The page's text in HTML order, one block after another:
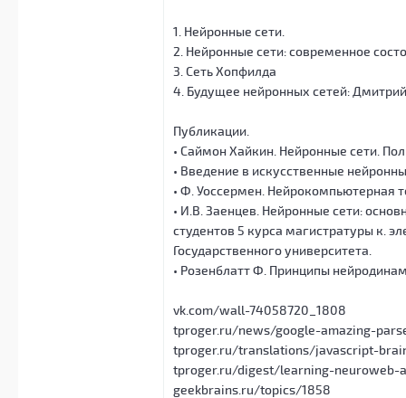
1. Нейронные сети.
2. Нейронные сети: современное
3. Сеть Хопфилда
4. Будущее нейронных сетей:
Публикации.
• Саймон Хайкин. Нейронные сети.
• Введение в искусственные
• Ф. Уоссермен. Нейрокомпьютерная
• И.В. Заенцев. Нейронные сети:
студентов 5 курса магистратуры к.
Государственного университета.
• Розенблатт Ф. Принципы
vk.com/wall-74058720_1808
tproger.ru/news/google-amazing-
tproger.ru/translations/javascript-
tproger.ru/digest/learning-neuroweb-
geekbrains.ru/topics/1858